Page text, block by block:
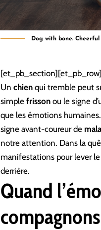
Dog with bone.
Un chien qui tremble peut
simple frisson ou le signe
que les émotions humaines.
signe avant-coureur de
notre attention. Dans la
manifestations pour lever
derrière.
Quand
compagnons